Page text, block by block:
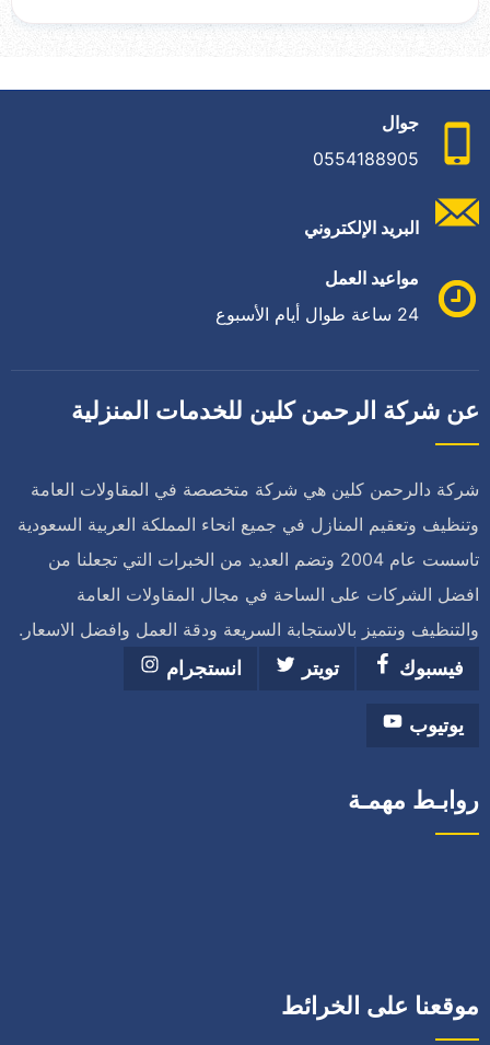
جوال
0554188905
البريد الإلكتروني
مواعيد العمل
24 ساعة طوال أيام الأسبوع
عن شركة الرحمن كلين للخدمات المنزلية
شركة دالرحمن كلين هي شركة متخصصة في المقاولات العامة
وتنظيف وتعقيم المنازل في جميع انحاء المملكة العربية السعودية
تاسست عام 2004 وتضم العديد من الخبرات التي تجعلنا من
افضل الشركات على الساحة في مجال المقاولات العامة
والتنظيف ونتميز بالاستجابة السريعة ودقة العمل وافضل الاسعار.
فيسبوك
تويتر انستجرام
يوتيوب
روابـط مهمـة
موقعنا على الخرائط